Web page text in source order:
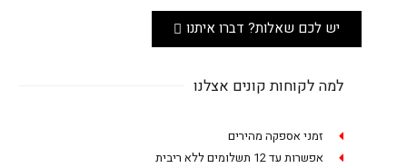
יש לכם שאלות? דברו איתנו
למה לקוחות קונים אצלנו
זמני אספקה מהירים
אפשרות עד 12 תשלומים ללא ריבית